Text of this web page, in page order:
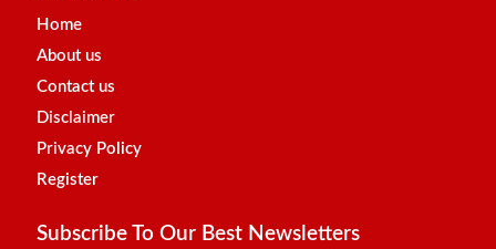
Home
About us
Contact us
Disclaimer
Privacy Policy
Register
Subscribe To Our Best Newsletters